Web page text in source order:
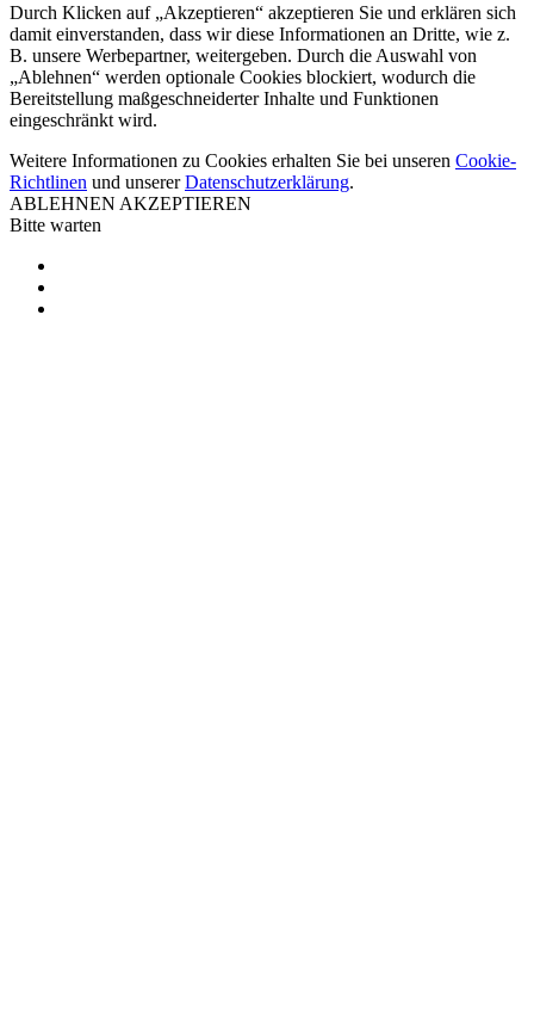
Durch Klicken auf „Akzeptieren“ akzeptieren Sie und erklären sich
damit einverstanden, dass wir diese Informationen an Dritte, wie z.
B. unsere Werbepartner, weitergeben. Durch die Auswahl von
„Ablehnen“ werden optionale Cookies blockiert, wodurch die
Bereitstellung maßgeschneiderter Inhalte und Funktionen
eingeschränkt wird.
Weitere Informationen zu Cookies erhalten Sie bei unseren Cookie-
Richtlinen und unsererDatenschutzerklärung.
ABLEHNEN AKZEPTIEREN
Bitte warten